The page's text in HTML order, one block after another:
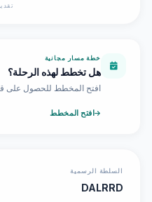
خطة مسار مجانية
هل تخطط لهذه الرحلة؟
افتح المخطط للحصول على
افتح المخطط
السلطة الرسمية
DALRRD